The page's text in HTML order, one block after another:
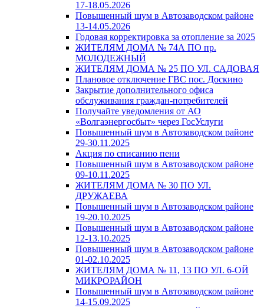
17-18.05.2026
Повышенный шум в Автозаводском районе
13-14.05.2026
Годовая корректировка за отопление за 2025
ЖИТЕЛЯМ ДОМА № 74А ПО пр.
МОЛОДЕЖНЫЙ
ЖИТЕЛЯМ ДОМА № 25 ПО УЛ. САДОВАЯ
Плановое отключение ГВС пос. Доскино
Закрытие дополнительного офиса
обслуживания граждан-потребителей
Получайте уведомления от АО
«Волгаэнергосбыт» через ГосУслуги
Повышенный шум в Автозаводском районе
29-30.11.2025
Акция по списанию пени
Повышенный шум в Автозаводском районе
09-10.11.2025
ЖИТЕЛЯМ ДОМА № 30 ПО УЛ.
ДРУЖАЕВА
Повышенный шум в Автозаводском районе
19-20.10.2025
Повышенный шум в Автозаводском районе
12-13.10.2025
Повышенный шум в Автозаводском районе
01-02.10.2025
ЖИТЕЛЯМ ДОМА № 11, 13 ПО УЛ. 6-ОЙ
МИКРОРАЙОН
Повышенный шум в Автозаводском районе
14-15.09.2025